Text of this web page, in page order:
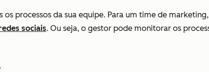
processos da sua equipe. Para um time de
sociais. Ou seja, o gestor pode monitorar os